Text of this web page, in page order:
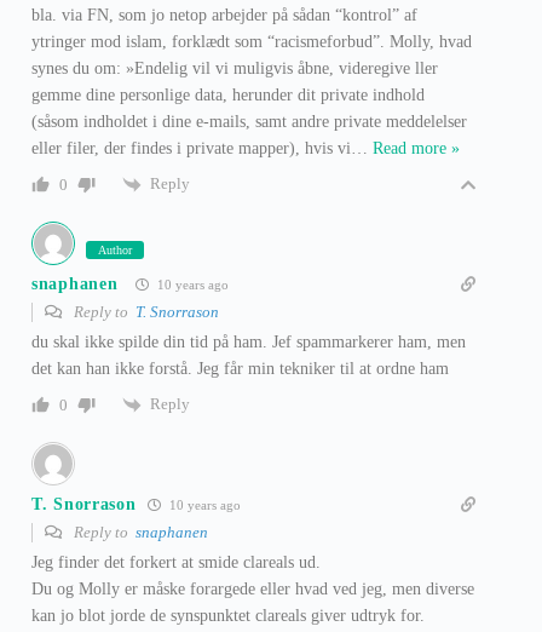
bla. via FN, som jo netop arbejder på sådan “kontrol” af
ytringer mod islam, forklædt som “racismeforbud”. Molly, hvad
synes du om: »Endelig vil vi muligvis åbne, videregive ller
gemme dine personlige data, herunder dit private indhold
(såsom indholdet i dine e-mails, samt andre private meddelelser
eller filer, der findes i private mapper), hvis vi… Read more »
0
Reply
Author
snaphanen 10 years ago
Reply to T. Snorrason
du skal ikke spilde din tid på ham. Jef spammarkerer ham, men
det kan han ikke forstå. Jeg får min tekniker til at ordne ham
0
Reply
T. Snorrason 10 years ago
Reply to snaphanen
Jeg finder det forkert at smide clareals ud.
Du og Molly er måske forargede eller hvad ved jeg, men diverse
kan jo blot jorde de synspunktet clareals giver udtryk for.